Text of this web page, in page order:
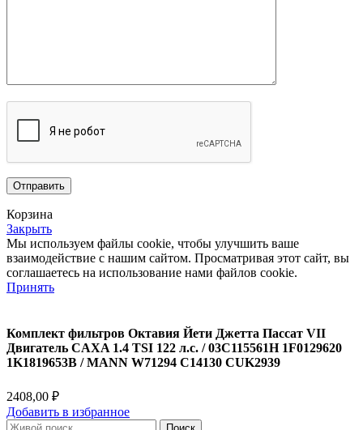
Корзина
Закрыть
Мы используем файлы cookie, чтобы улучшить ваше
взаимодействие с нашим сайтом. Просматривая этот сайт, вы
соглашаетесь на использование нами файлов cookie.
Принять
Комплект фильтров Октавия Йети Джетта Пассат VII
Двигатель CAXA 1.4 TSI 122 л.с. / 03C115561H 1F0129620
1K1819653B / MANN W71294 C14130 CUK2939
2408,00 ₽
Добавить в избранное